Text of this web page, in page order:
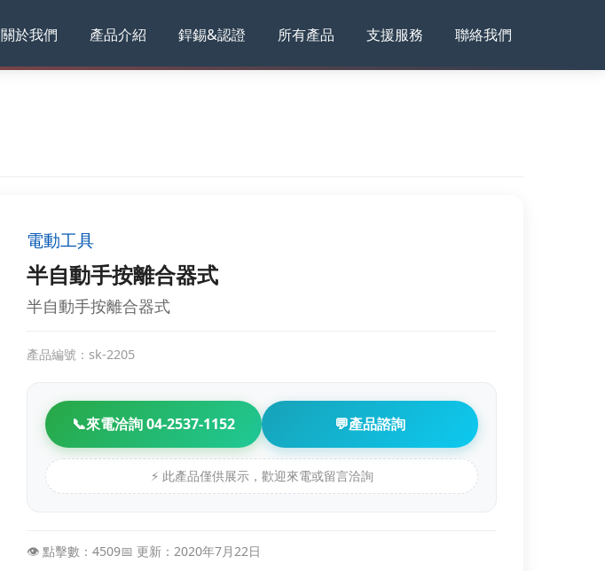
關於我們 產品介紹 銲錫&認證 所有產品 支援服務 聯絡我們
電動工具
半自動手按離合器式
半自動手按離合器式
產品編號：sk-2205
📞來電洽詢 04-2537-1152 💬產品諮詢
⚡ 此產品僅供展示，歡迎來電或留言洽詢
👁️ 點擊數：4509📅 更新：2020年7月22日